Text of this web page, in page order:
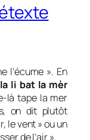
l’écume ». En
li bat la mèr
là tape la mer
on dit plutôt
le vent » ou un
de l’air ».